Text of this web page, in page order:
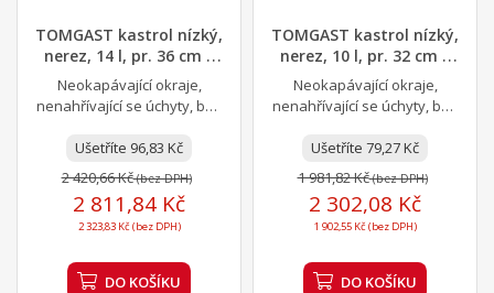
TOMGAST kastrol nízký,
nerez, 14 l, pr. 36 cm |
P1-2109-36
Neokapávající okraje,
nenahřívající se úchyty, bez
síle 7 mm, to jsou...
Ušetříte 96,83 Kč
2 420,66 Kč(bez DPH)
2 811,84 Kč
2 323,83 Kč (bez DPH)
DO KOŠÍKU
TOMGAST kastrol nízký,
nerez, 10 l, pr. 32 cm |
P1-2109-32
Neokapávající okraje,
nenahřívající se úchyty, bez
síle 7 mm, to jsou...
Ušetříte 79,27 Kč
1 981,82 Kč(bez DPH)
2 302,08 Kč
1 902,55 Kč (bez DPH)
DO KOŠÍKU